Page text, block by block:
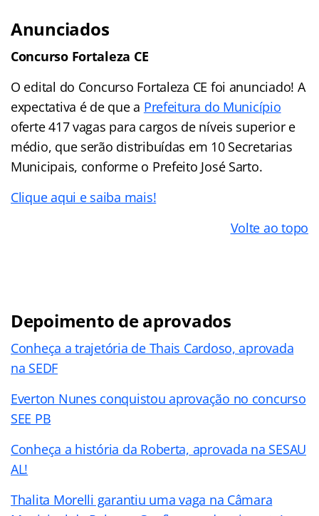
Anunciados
Concurso Fortaleza CE
O edital do Concurso Fortaleza CE foi anunciado! A
expectativa é de que a Prefeitura do Município
oferte 417 vagas para cargos de níveis superior e
médio, que serão distribuídas em 10 Secretarias
Municipais, conforme o Prefeito José Sarto.
Clique aqui e saiba mais!
Volte ao topo
Depoimento de aprovados
Conheça a trajetória de Thais Cardoso, aprovada
na SEDF
Everton Nunes conquistou aprovação no concurso
SEE PB
Conheça a história da Roberta, aprovada na SESAU
AL!
Thalita Morelli garantiu uma vaga na Câmara